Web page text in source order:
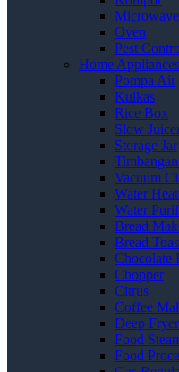
Microwave
Oven
Pest
Home
Pompa Air
Kulkas
Rice Box
Slow
Storage Jar
Vacuum
Water
Water
Bread
Bread
Chocolate
Chopper
Citrus
Coffee
Deep Fryer
Food
Food